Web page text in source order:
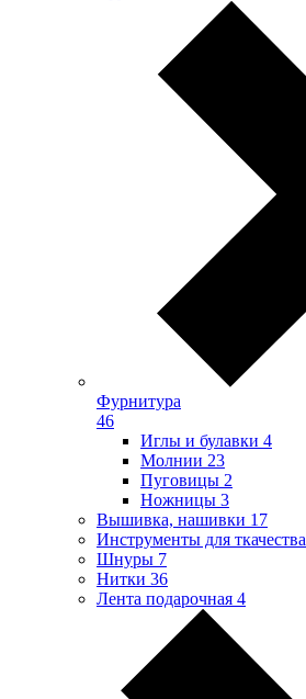
Фурнитура
46
Иглы и булавки 4
Молнии 23
Пуговицы 2
Ножницы 3
Вышивка, нашивки 17
Инструменты для ткачества
Шнуры 7
Нитки 36
Лента подарочная 4